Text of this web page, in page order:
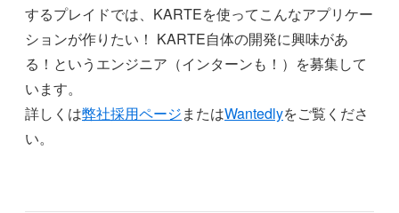
するプレイドでは、KARTEを使ってこんなアプリケー
ションが作りたい！ KARTE自体の開発に興味があ
る！というエンジニア（インターンも！）を募集して
います。
詳しくは弊社採用ページまたはWantedlyをご覧くださ
い。